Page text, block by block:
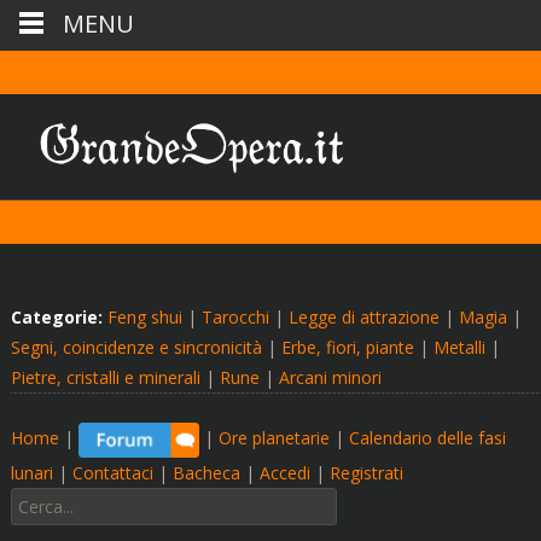
Categorie: Feng shui | Tarocchi | Legge di attrazione | Magia |
Segni, coincidenze e sincronicità | Erbe, fiori, piante | Metalli |
Pietre, cristalli e minerali | Rune | Arcani minori
Home | | Ore planetarie | Calendario delle fasi
lunari | Contattaci | Bacheca | Accedi | Registrati
Cerca:
MENU